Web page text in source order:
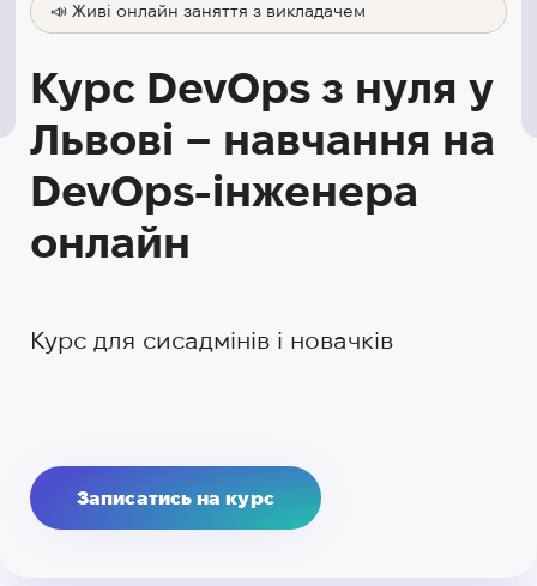
📣 Живі онлайн заняття з викладачем
Курс DevOps з нуля у
Львові – навчання на
DevOps-інженера
онлайн
Курс для сисадмінів і новачків
Записатись на курс